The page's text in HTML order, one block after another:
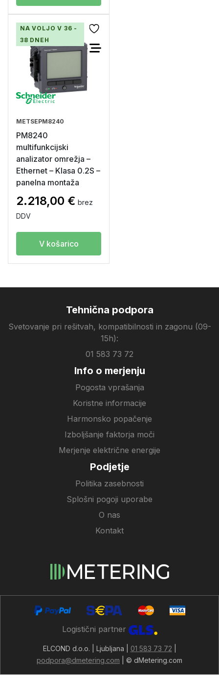
NA VOLJO V 36 -
38 DNEH
METSEPM8240
PM8240
multifunkcijski
analizator omrežja –
Ethernet – Klasa 0.2S –
panelna montaža
2.218,00 € brez
DDV
V košarico
Tehnična podpora
Svetovanje pri rešitvah, kompatibilnosti in zagonu (09-
15h):
01 583 73 72
Info o merjenju
Pogosta vprašanja
Koristne informacije
Harmonsko popačenje
Izboljšanje faktorja moči
Merjenje električne energije
Podjetje
Politika zasebnosti
Splošni pogoji uporabe
O nas
Kontakt
Logistični partner
ELCOND d.o.o. | Ljubljana | 01 583 73 72
podpora@dmetering.com | © dMetering.com